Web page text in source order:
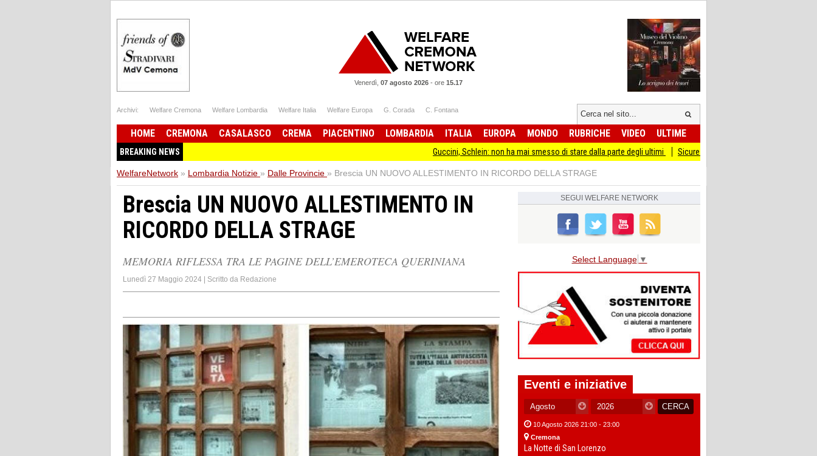
Venerdì, 07 agosto 2026 - ore 15.17
Archivi: Welfare Cremona Welfare Lombardia Welfare Italia Welfare Europa G. Corada C. Fontana
HOME CREMONA CASALASCO CREMA PIACENTINO LOMBARDIA ITALIA EUROPA MONDO RUBRICHE VIDEO ULTIME
BREAKING NEWS Guccini, Schlein: non ha mai smesso di stare dalla parte degli ultimi Sicurezza I Giovani Democratici ribattono ai
WelfareNetwork » Lombardia Notizie » Dalle Provincie » Brescia UN NUOVO ALLESTIMENTO IN RICORDO DELLA STRAGE
Brescia UN NUOVO ALLESTIMENTO IN
RICORDO DELLA STRAGE
MEMORIA RIFLESSA TRA LE PAGINE DELL’EMEROTECA QUERINIANA
Lunedì 27 Maggio 2024 | Scritto da Redazione
SEGUI WELFARE NETWORK
Select Language ▼
Eventi e iniziative
10 Agosto 2026 21:00 - 23:00
Cremona
La Notte di San Lorenzo